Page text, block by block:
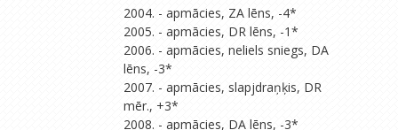
2004. - apmācies, ZA lēns, -4*
2005. - apmācies, DR lēns, -1*
2006. - apmācies, neliels sniegs, DA
lēns, -3*
2007. - apmācies, slapjdraņķis, DR
mēr., +3*
2008. - apmācies, DA lēns, -3*